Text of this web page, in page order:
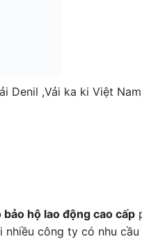
Denil ,Vải ka ki Việt
bảo hộ lao động cao cấp
nhiều công ty có nhu